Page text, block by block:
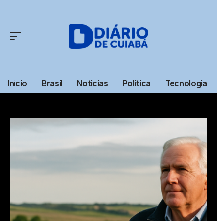
Início Brasil Noticias Politica Tecnologia